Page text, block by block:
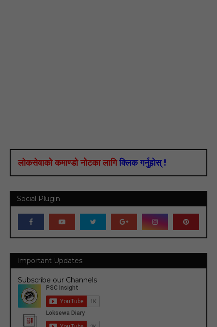
लोकसेवाको कमाण्डो नोटका लागि क्लिक गर्नुहोस् !
Social Plugin
Important Updates
Subscribe our Channels